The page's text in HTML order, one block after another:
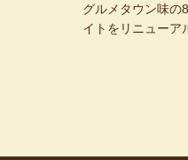
グルメタウン味の
イトをリニューア